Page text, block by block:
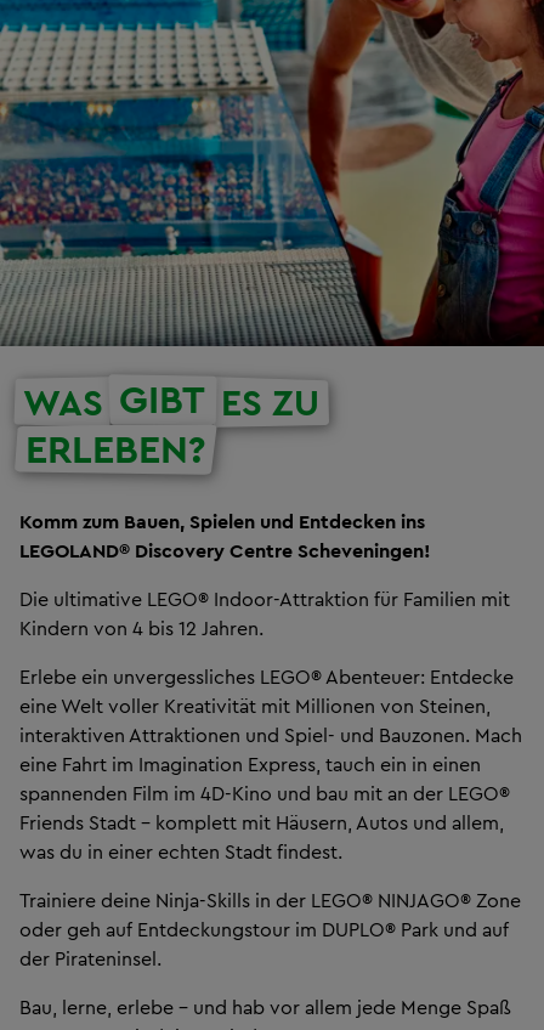
WAS GIBT ES ZU
ERLEBEN?
Komm zum Bauen, Spielen und Entdecken ins
LEGOLAND® Discovery Centre Scheveningen!
Die ultimative LEGO® Indoor-Attraktion für Familien mit
Kindern von 4 bis 12 Jahren.
Erlebe ein unvergessliches LEGO® Abenteuer: Entdecke
eine Welt voller Kreativität mit Millionen von Steinen,
interaktiven Attraktionen und Spiel- und Bauzonen. Mach
eine Fahrt im Imagination Express, tauch ein in einen
spannenden Film im 4D-Kino und bau mit an der LEGO®
Friends Stadt – komplett mit Häusern, Autos und allem,
was du in einer echten Stadt findest.
Trainiere deine Ninja-Skills in der LEGO® NINJAGO® Zone
oder geh auf Entdeckungstour im DUPLO® Park und auf
der Pirateninsel.
Bau, lerne, erlebe – und hab vor allem jede Menge Spaß